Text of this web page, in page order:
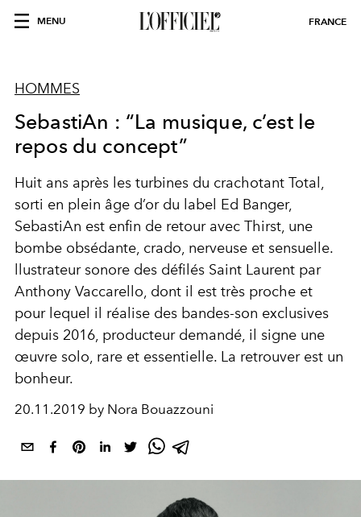
MENU FRANCE
HOMMES
SebastiAn : “La musique, c’est le
repos du concept”
Huit ans après les turbines du crachotant Total,
sorti en plein âge d’or du label Ed Banger,
SebastiAn est enfin de retour avec Thirst, une
bombe obsédante, crado, nerveuse et sensuelle.
llustrateur sonore des défilés Saint Laurent par
Anthony Vaccarello, dont il est très proche et
pour lequel il réalise des bandes-son exclusives
depuis 2016, producteur demandé, il signe une
œuvre solo, rare et essentielle. La retrouver est un
bonheur.
20.11.2019 by Nora Bouazzouni